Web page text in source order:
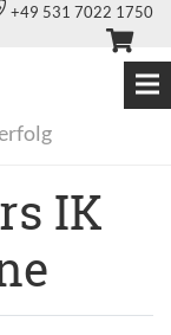
+49 531 7022 1750
IK